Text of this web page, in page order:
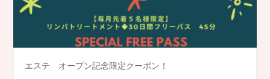
エステ オープン記念限定クーポン！